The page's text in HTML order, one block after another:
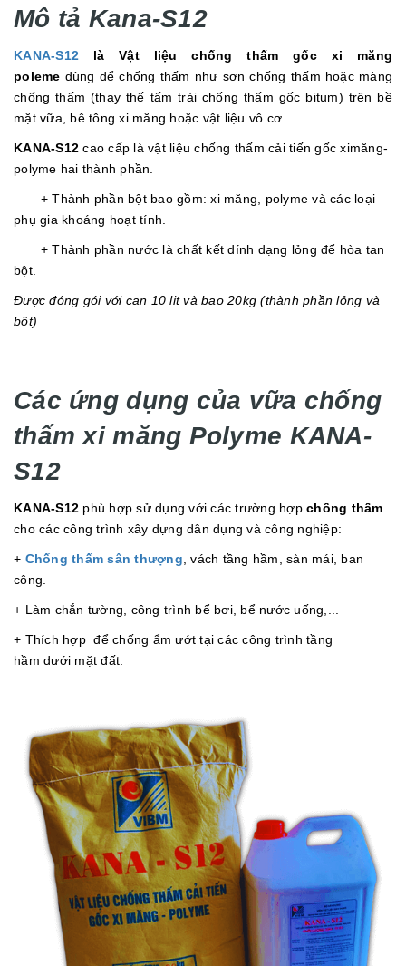
Mô tả Kana-S12
KANA-S12 là Vật liệu chống thấm gốc xi măng
poleme dùng để chống thấm như sơn chống thấm hoặc màng
chống thấm (thay thế tấm trải chống thấm gốc bitum) trên bề
mặt vữa, bê tông xi măng hoặc vật liệu vô cơ.
KANA-S12 cao cấp là vật liệu chống thấm cải tiến gốc ximăng-
polyme hai thành phần.
+ Thành phần bột bao gồm: xi măng, polyme và các loại
phụ gia khoáng hoạt tính.
+ Thành phần nước là chất kết dính dạng lỏng để hòa tan
bột.
Được đóng gói với can 10 lit và bao 20kg (thành phần lỏng và
bột)
Các ứng dụng của vữa chống
thấm xi măng Polyme KANA-
S12
KANA-S12 phù hợp sử dụng với các trường hợp chống thấm
cho các công trình xây dựng dân dụng và công nghiệp:
+ Chống thấm sân thượng , vách tầng hầm, sàn mái, ban
công.
+ Làm chắn tường, công trình bể bơi, bể nước uống,...
+ Thích hợp để chống ẩm ướt tại các công trình tầng
hầm dưới mặt đất.